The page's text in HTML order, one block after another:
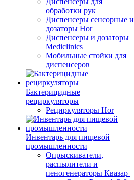
обработки рук
Диспенсеры сенсорные и
дозаторы Hor
Диспенсеры и дозаторы
Mediclinics
Мобильные стойки для
диспенсеров
Бактерицидные
рециркуляторы
Рециркуляторы Hor
Инвентарь для пищевой
промышленности
Опрыскиватели,
распылители и
пеногенераторы Квазар